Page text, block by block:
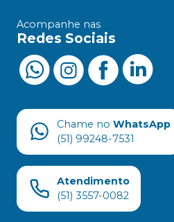
Acompanhe nas
Redes Sociais
Chame no WhatsApp
(51) 99248-7531
Atendimento
(51) 3557-0082